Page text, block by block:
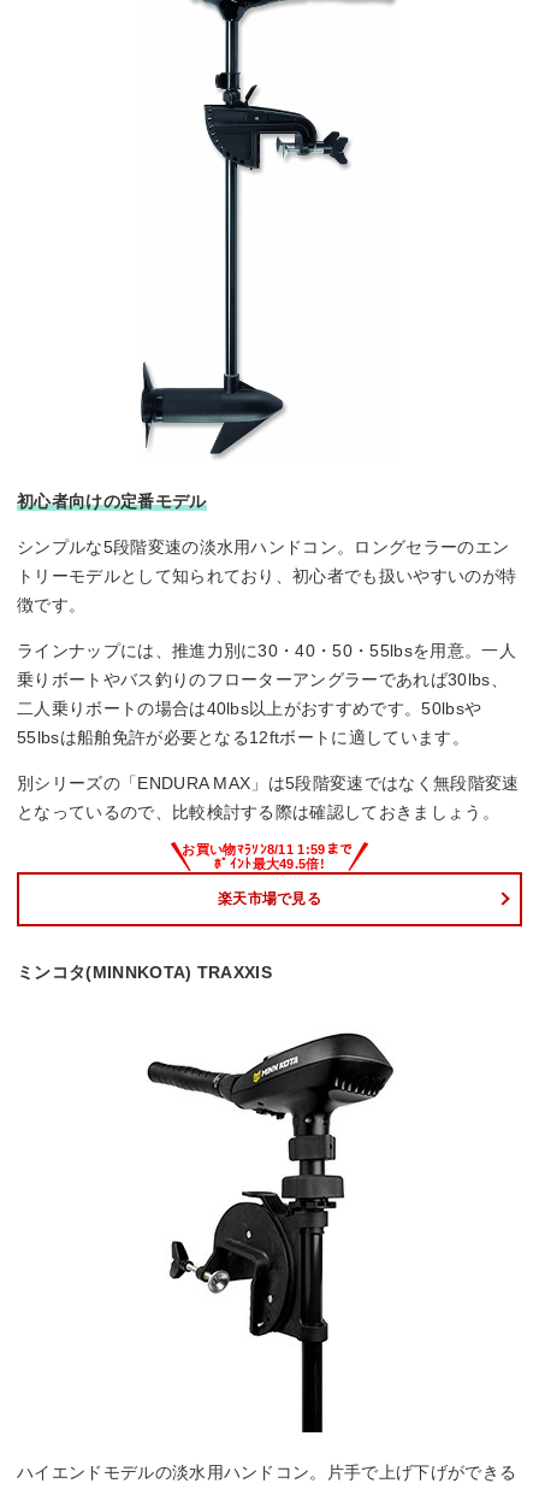
初心者向けの定番モデル
シンプルな5段階変速の淡水用ハンドコン。ロングセラーのエン
トリーモデルとして知られており、初心者でも扱いやすいのが特
徴です。
ラインナップには、推進力別に30・40・50・55lbsを用意。一人
乗りボートやバス釣りのフローターアングラーであれば30lbs、
二人乗りボートの場合は40lbs以上がおすすめです。50lbsや
55lbsは船舶免許が必要となる12ftボートに適しています。
別シリーズの「ENDURA MAX」は5段階変速ではなく無段階変速
となっているので、比較検討する際は確認しておきましょう。
楽天市場で見る
ミンコタ(MINNKOTA) TRAXXIS
ハイエンドモデルの淡水用ハンドコン。片手で上げ下げができる